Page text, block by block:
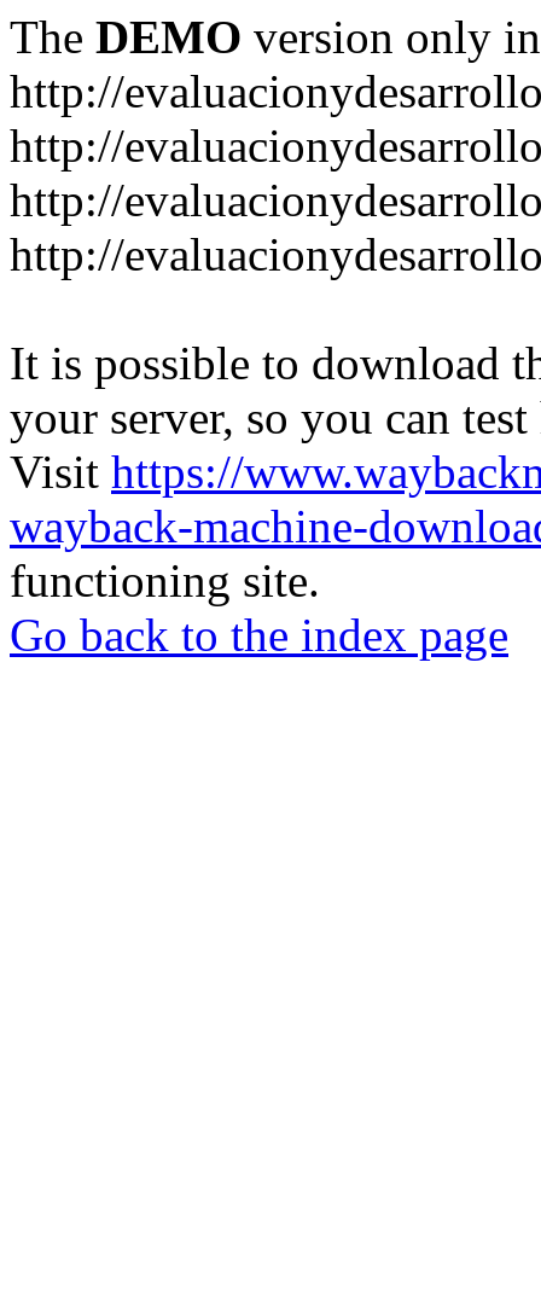
The DEMO version only
http://
http://
http://
http://
It is possible to download
your server, so you can
Visit https://
wayback-machine-
functioning site.
Go back to the index page